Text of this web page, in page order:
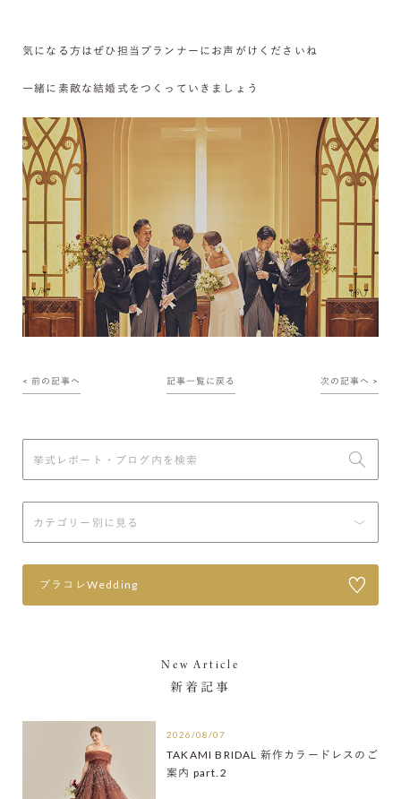
気になる方はぜひ担当プランナーにお声がけくださいね
一緒に素敵な結婚式をつくっていきましょう
< 前の記事へ 記事一覧に戻る 次の記事へ >
プラコレWedding
New Article
新着記事
2026/08/07
TAKAMI BRIDAL 新作カラードレスのご
案内 part.2